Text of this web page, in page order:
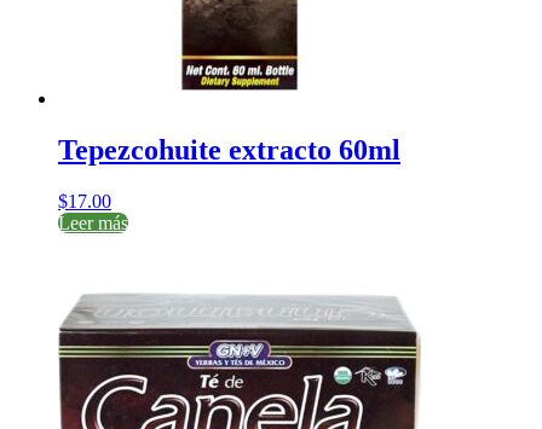
Tepezcohuite extracto 60ml
$17.00
Leer más